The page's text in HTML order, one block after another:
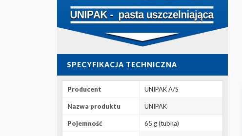
SPECYFIKACJA TECHNICZNA
Producent UNIPAK A/S
Nazwa produktu UNIPAK
Pojemność 65 g (tubka)